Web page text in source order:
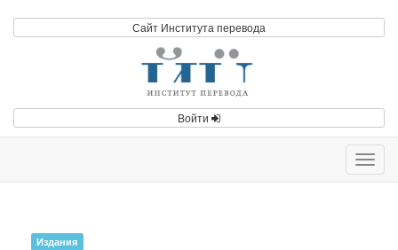
Сайт Института перевода
Войти
Издания